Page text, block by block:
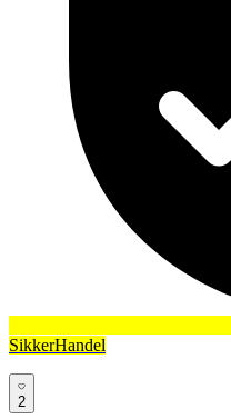
SikkerHandel
2